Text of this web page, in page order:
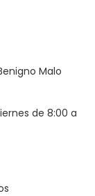
Malo
de 8:00 a